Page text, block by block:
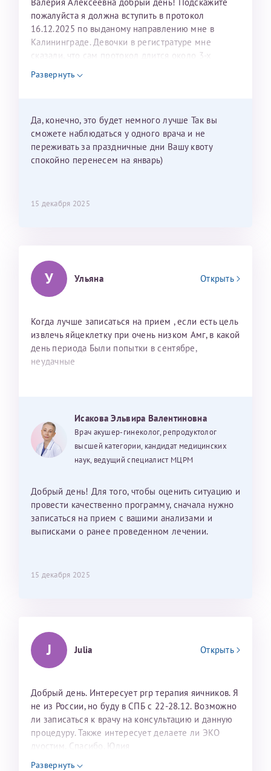
пожалуйста я должна вступить в протокол
16.12.2025 по выданому направлению мне в
Калининграде. Девочки в регистратуре мне
сказали, что сам протокол длится около 3-х
недель и 3 недели я должна находится в Питере.
Можно мне новый год провести в Калининграде и
Развернуть
Да, конечно, это будет немного лучше Так вы
сможете наблюдаться у одного врача и не
переживать за праздничные дни Вашу квоту
спокойно перенесем на январь)
15 декабря 2025
У Ульяна Открыть
Когда лучше записаться на прием , если есть цель
извлечь яйцеклетку при очень низком Амг, в какой
день периода Были попытки в сентябре,
неудачные
Исакова Эльвира Валентиновна
Врач акушер-гинеколог, репродуктолог
высшей категории, кандидат медицинских
наук, ведущий специалист МЦРМ
Добрый день! Для того, чтобы оценить ситуацию и
провести качественно программу, сначала нужно
записаться на прием с вашими анализами и
выписками о ранее проведенном лечении.
15 декабря 2025
J Julia Открыть
Добрый день. Интересует prp терапия яичников. Я
не из России, но буду в СПБ с 22-28.12. Возможно
ли записаться к врачу на консультацию и данную
процедуру. Также интересует делаете ли ЭКО
дуостим. Спасибо. Юлия
Развернуть